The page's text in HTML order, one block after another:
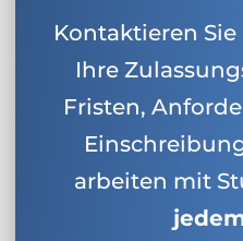
Kontaktieren
Ihre
Fristen,
arbeiten mit